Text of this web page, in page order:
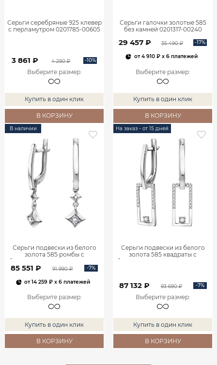
Серьги серебряные 925 клевер
с перламутром 0201785-00605
3 861 ₽ 4 290 ₽ -10%
Выберите размер:
Купить в один клик
В КОРЗИНУ
Серьги галочки золотые 585
без камней 0201317-00240
29 457 ₽ 35 490 ₽ -17%
от4 910 ₽x 6 платежей
Выберите размер:
Купить в один клик
В КОРЗИНУ
В наличии
Серьги подвески из белого
золота 585 ромбы с
бриллиантами 0201935-00002
85 551 ₽ 91 990 ₽ -7%
от14 259 ₽ x 6 платежей
Выберите размер:
Купить в один клик
В КОРЗИНУ
На заказ - от 15 дней
Серьги подвески из белого
золота 585 квадраты с
бриллиантами 0201940-00002
87 132 ₽ 93 690 ₽ -7%
Выберите размер:
Купить в один клик
В КОРЗИНУ